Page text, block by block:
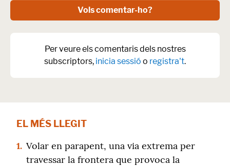
Vols comentar-ho?
Per veure els comentaris dels nostres
subscriptors, inicia sessió o registra't.
EL MÉS LLEGIT
1. Volar en parapent, una via extrema per
travessar la frontera que provoca la